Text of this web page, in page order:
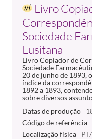
Livro
Sociedade
Lusitana
Livro Copiador de
Sociedade
20 de junho de 1893,
índice da
1892 a 1893,
sobre diversos
Datas de produção
Código de referência
Localização física